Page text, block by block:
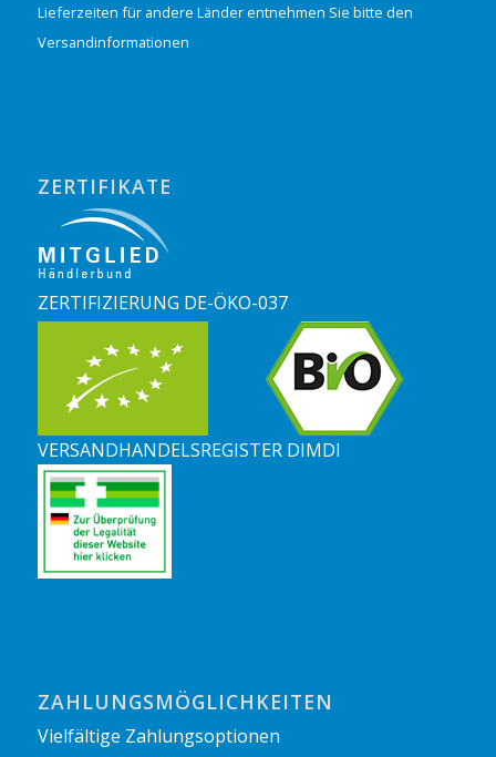
Lieferzeiten für andere Länder entnehmen Sie bitte den
Versandinformationen
ZERTIFIKATE
ZERTIFIZIERUNG DE-ÖKO-037
VERSANDHANDELSREGISTER DIMDI
ZAHLUNGSMÖGLICHKEITEN
Vielfältige Zahlungsoptionen